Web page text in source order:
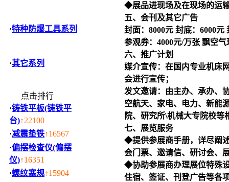
·特种防爆工具系列
·其它系列
点击排行
·铸铁平板(铸铁平
台)↑22100
·减震垫铁↑16567
·偏摆检查仪(偏摆
仪)↑16351
·螺纹塞规↑15904
◆展品进现场及在现场的运
五、会刊及其它广告
封面：8000元 封底：6000元
参观券：4000元/万张 飘空
六、推广计划
媒介宣传：在国内专业机床
会进行宣传；
发文邀请：由主办、承办、
空航天、家电、电力、新能
院、研究所\机械大专院校等
七、展览服务
◆提供参展商手册，详尽阐
会门票、邀请信、研讨会、
◆协助参展商办理展位特殊
住宿、签证、刊登广告等各